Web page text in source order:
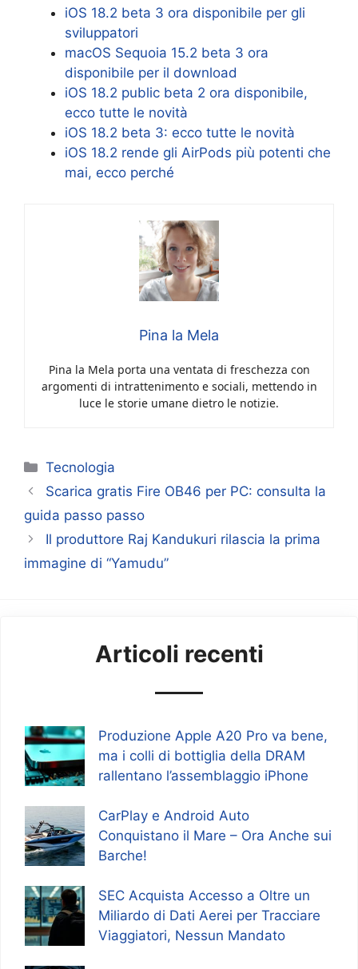
iOS 18.2 beta 3 ora disponibile per gli
sviluppatori
macOS Sequoia 15.2 beta 3 ora
disponibile per il download
iOS 18.2 public beta 2 ora disponibile,
ecco tutte le novità
iOS 18.2 beta 3: ecco tutte le novità
iOS 18.2 rende gli AirPods più potenti che
mai, ecco perché
Pina la Mela
Pina la Mela porta una ventata di freschezza con
argomenti di intrattenimento e sociali, mettendo in
luce le storie umane dietro le notizie.
Categorie
Tecnologia
Scarica gratis Fire OB46 per PC: consulta la
guida passo passo
Il produttore Raj Kandukuri rilascia la prima
immagine di “Yamudu”
Articoli recenti
Produzione Apple A20 Pro va bene,
ma i colli di bottiglia della DRAM
rallentano l’assemblaggio iPhone
CarPlay e Android Auto
Conquistano il Mare – Ora Anche sui
Barche!
SEC Acquista Accesso a Oltre un
Miliardo di Dati Aerei per Tracciare
Viaggiatori, Nessun Mandato